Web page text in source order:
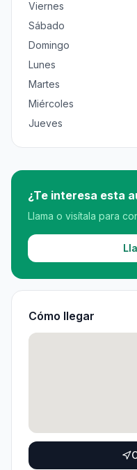
Viernes
Sábado
Domingo
Lunes
Martes
Miércoles
Jueves
¿Te interesa esta
Llama o visítala para
Cómo llegar